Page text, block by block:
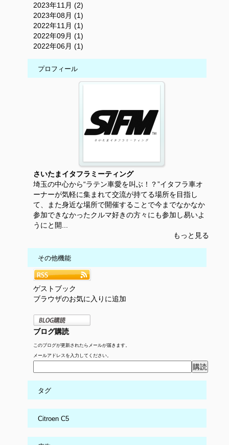
2023年11月 (2)
2023年08月 (1)
2022年11月 (1)
2022年09月 (1)
2022年06月 (1)
プロフィール
さいたまイタフラミーティング
埼玉の中心から“ラテン車愛を叫ぶ！？”イタフラ車オ
ーナーが気軽に集まれて交流が持てる場所を目指し
て、また身近な場所で開催することで今までなかなか
参加できなかったクルマ好きの方々にも参加し易いよ
うにと開...
もっと見る
その他機能
ゲストブック
ブラウザのお気に入りに追加
ブログ購読
このブログが更新されたらメールが届きます。
メールアドレスを入力してください。
タグ
Citroen C5